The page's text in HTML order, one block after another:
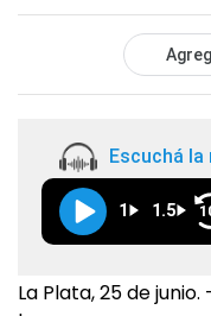
Escuchá
1 1.5
La Plata, 25 de